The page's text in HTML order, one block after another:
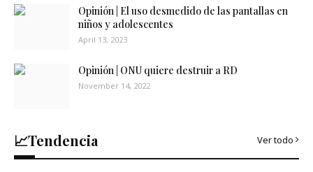
Opinión | El uso desmedido de las pantallas en
niños y adolescentes
April 13, 2023
Opinión | ONU quiere destruir a RD
November 14, 2022
📈Tendencia Ver todo